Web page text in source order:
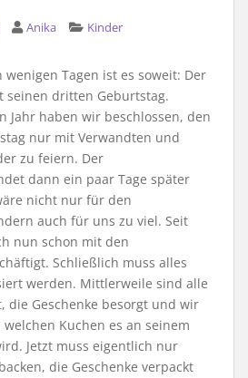
Anika Kinder
wenigen Tagen ist es soweit: Der
seinen dritten Geburtstag.
Jahr haben wir beschlossen, den
nur mit Verwandten und
zu feiern. Der
dann ein paar Tage später
nicht nur für den
auch für uns zu viel. Seit
nun schon mit den
Schließlich muss alles
werden. Mittlerweile sind alle
die Geschenke besorgt und wir
Kuchen es an seinem
Jetzt muss eigentlich nur
die Geschenke verpackt